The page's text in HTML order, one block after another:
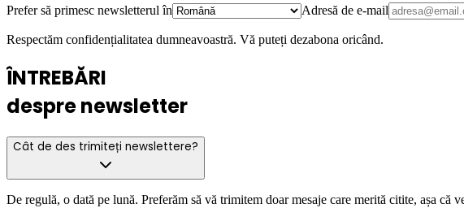
Prefer să primesc newsletterul în Adresă de e-mail
Respectăm confidențialitatea dumneavoastră. Vă puteți dezabona oricând.
ÎNTREBĂRI
despre newsletter
Cât de des trimiteți newslettere?
De regulă, o dată pe lună. Preferăm să vă trimitem doar mesaje care merită citite, așa